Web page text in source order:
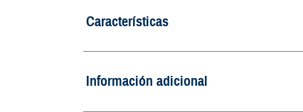
Características
Información adicional